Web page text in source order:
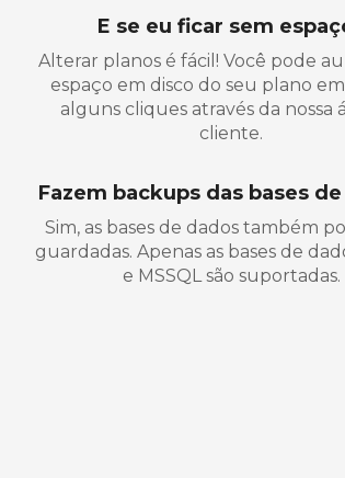
E se eu ficar sem
Alterar planos é fácil! Você pode
espaço em disco do seu plano
alguns cliques através da nossa
cliente.
Fazem backups das bases
Sim, as bases de dados também
guardadas. Apenas as bases de
e MSSQL são suportadas.